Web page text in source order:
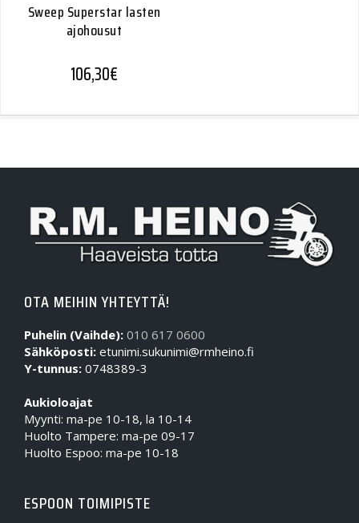
Sweep Superstar lasten
ajohousut
106,30€
OTA MEIHIN YHTEYTTÄ!
Puhelin (Vaihde): 010 617 0600
Sähköposti: etunimi.sukunimi@rmheino.fi
Y-tunnus: 0748389-3
Aukioloajat
Myynti: ma-pe 10-18, la 10-14
Huolto Tampere: ma-pe 09-17
Huolto Espoo: ma-pe 10-18
ESPOON TOIMIPISTE